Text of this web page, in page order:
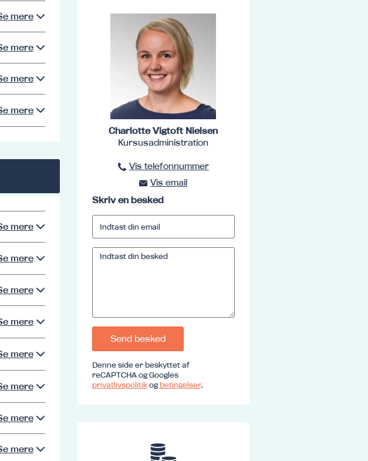
mere
mere
mere
mere
mere
mere
mere
mere
mere
mere
mere
mere
Charlotte Vigtoft Nielsen
Kursusadministration
Vis telefonnummer
96801516
Vis emailkursus@ucrs.dk
Skriv en besked
Send besked
Denne side er beskyttet af
reCAPTCHA og Googles
privatlivspolitikogbetingelser.